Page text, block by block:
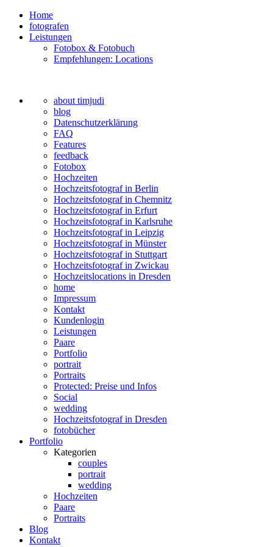
Home
fotografen
Leistungen
Fotobox & Fotobuch
Empfehlungen: Locations
about timjudi
blog
Datenschutzerklärung
FAQ
Features
feedback
Fotobox
Hochzeiten
Hochzeitsfotograf in Berlin
Hochzeitsfotograf in Chemnitz
Hochzeitsfotograf in Erfurt
Hochzeitsfotograf in Karlsruhe
Hochzeitsfotograf in Leipzig
Hochzeitsfotograf in Münster
Hochzeitsfotograf in Stuttgart
Hochzeitsfotograf in Zwickau
Hochzeitslocations in Dresden
home
Impressum
Kontakt
Kundenlogin
Leistungen
Paare
Portfolio
portrait
Portraits
Protected: Preise und Infos
Social
wedding
Hochzeitsfotograf in Dresden
fotobücher
Portfolio
Kategorien
couples
portrait
wedding
Hochzeiten
Paare
Portraits
Blog
Kontakt